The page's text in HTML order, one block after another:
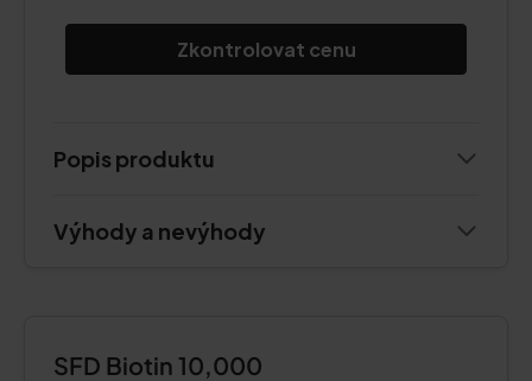
Zkontrolovat cenu
Popis produktu
Výhody a nevýhody
SFD Biotin 10,000